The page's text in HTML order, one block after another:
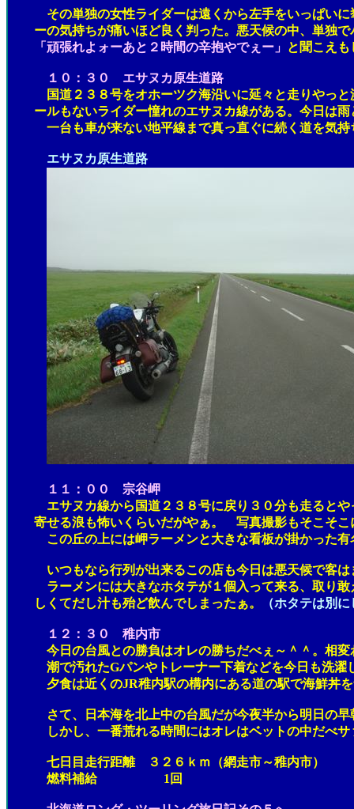
その単独の女性ライダーは遠くから左手をいっぱいに挙
ーの気持ちが痛いほど良く判った。悪天候の中、単独で
「頑張れよォーあと２時間の辛抱やでぇー」 と聞こえ
１０：３０ エサヌカ原生道路
国道２３８号をオホーツク海沿いに延々と走りやっと浜
ールもないライダー憧れのエサヌカ線がある。今日は
一台も車が来ない地平線まで真っ直ぐに続く道を気持
エサヌカ原生道路
１１：００ 宗谷岬
エサヌカ線から国道２３８号に戻り３０分も走るとやっ
寄せる浪も怖いくらいだがやぁ。 写真撮影もそこそこ
この丘の上には岬ラーメンと大きな看板が掛かった有
いつもなら行列が出来るこの店も今日は悪天候で客は
ラーメンには大きなホタテが１個入って来る、取り敢え
しくてだし汁も殆ど飲んでしまったぁ。
（ホタテは別
１２：３０ 稚内市
今日の台風との勝負はオレの勝ちだべぇ～＾＾。相変
潮で汚れたGパンやトレーナー下着などを今日も洗濯
夕食は近くのJR稚内駅の構内にある道の駅で海鮮丼を
さて、日本海を北上中の台風だが今夜半から明日の早朝
しかし、一番荒れる時間にはオレはベットの中だべサ
七日目走行距離 ３２６ｋｍ（網走市～稚内市）
燃料補給 1回